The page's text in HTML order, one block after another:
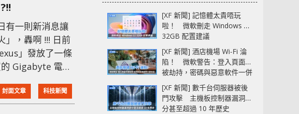
有一則新消息讓
」，轟啊 !!! 日前
」發放了一條
Gigabyte 電源
上發現不少買
這兩款產
封面文章 科技新聞
[XF 新聞] 記憶體太貴唔玩
啦！ 微軟刪走 Windows 11
32GB 配置建議
[XF 新聞] 酒店機場 Wi-Fi 淪
陷！ 微軟警告：登入頁面可
被劫持，密碼與惡意軟件一併
中招
[XF 新聞] 數千台伺服器被後
門攻擊 主機板控制器漏洞部
分甚至超過 10 年歷史